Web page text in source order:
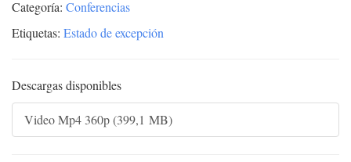
Categoría: Conferencias
Etiquetas: Estado de excepción
Descargas disponibles
Video Mp4 360p (399,1 MB)